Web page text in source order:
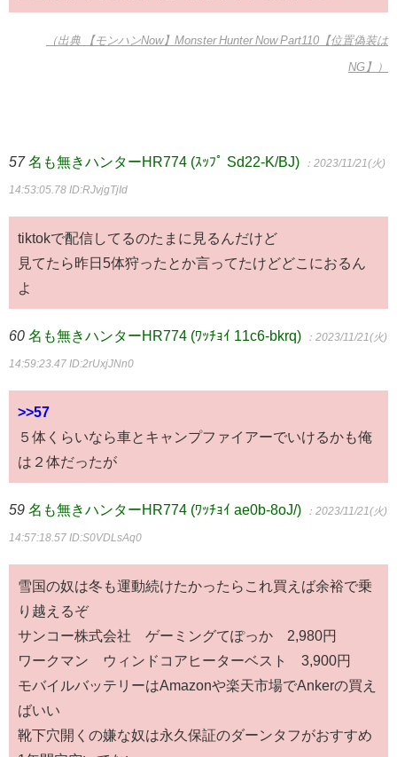
（出典 【モンハンNow】Monster Hunter Now Part110【位置偽装は
NG】）
57 名も無きハンターHR774 (ｽｯﾌﾟ Sd22-K/BJ) ：2023/11/21(火)
14:53:05.78 ID:RJvjgTjId
tiktokで配信してるのたまに見るんだけど
見てたら昨日5体狩ったとか言ってたけどどこにおるん
よ
60 名も無きハンターHR774 (ﾜｯﾁｮｲ 11c6-bkrq) ：2023/11/21(火)
14:59:23.47 ID:2rUxjJNn0
>>57
５体くらいなら車とキャンプファイアーでいけるかも俺
は２体だったが
59 名も無きハンターHR774 (ﾜｯﾁｮｲ ae0b-8oJ/) ：2023/11/21(火)
14:57:18.57 ID:S0VDLsAq0
雪国の奴は冬も運動続けたかったらこれ買えば余裕で乗
り越えるぞ
サンコー株式会社 ゲーミングてぽっか 2,980円
ワークマン ウィンドコアヒーターベスト 3,900円
モバイルバッテリーはAmazonや楽天市場でAnkerの買え
ばいい
靴下穴開くの嫌な奴は永久保証のダーンタフがおすすめ